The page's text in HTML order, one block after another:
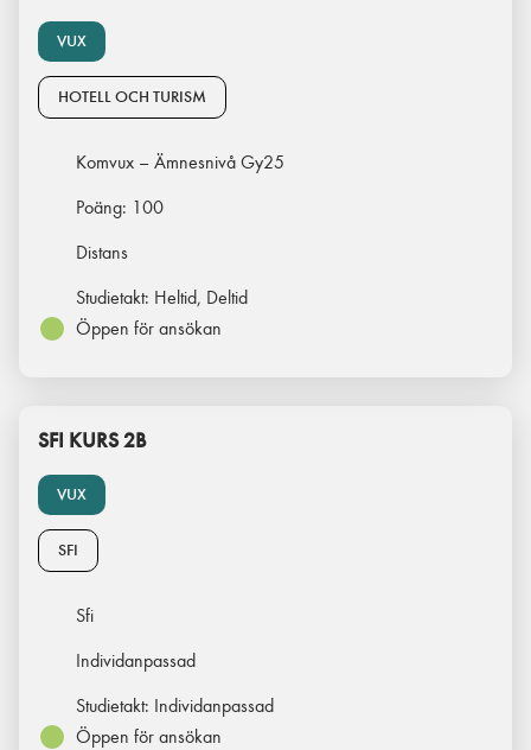
VUX
HOTELL OCH TURISM
Komvux – Ämnesnivå Gy25
Poäng: 100
Distans
Studietakt: Heltid, Deltid
Öppen för ansökan
VUX
SFI KURS 2B
SFI
Sfi
Individanpassad
Studietakt: Individanpassad
Öppen för ansökan